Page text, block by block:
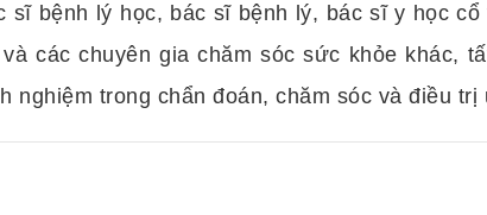
sĩ bệnh lý học, bác sĩ bệnh lý, bác sĩ y học cổ
các chuyên gia chăm sóc sức khỏe khác,
nghiệm trong chẩn đoán, chăm sóc và điều trị